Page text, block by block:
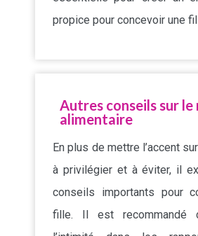
propice pour concevoir une
Autres conseils sur le
alimentaire
En plus de mettre l’accent
à privilégier et à éviter, il
conseils importants pour
fille. Il est recommandé